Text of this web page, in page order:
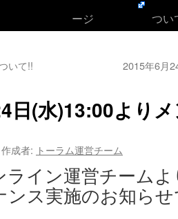
ージ
つい
いて!! 2015年6月
日(水)13:00より
作成者: トーラム運営チーム
ライン運営チーム
ンス実施のお知ら